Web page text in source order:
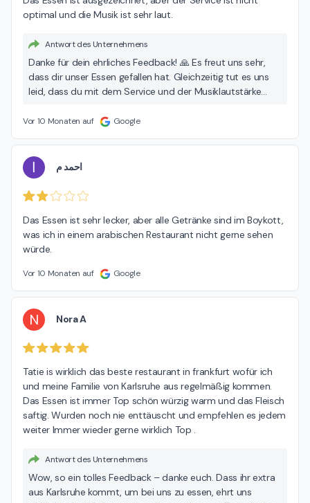
optimal und die Musik ist sehr laut.
Antwort des Unternehmens
Danke für dein ehrliches Feedback! 🙏 Es freut uns sehr,
dass dir unser Essen gefallen hat. Gleichzeitig tut es uns
leid, dass du mit dem Service und der Musiklautstärke
kümmern – versprochen. Vielleicht dürfen wir dich bald
Atmosphäre. Euer Tatie-Team
Vor 10 Monaten auf Google
ا احمد م
Das Essen ist sehr lecker, aber alle Getränke sind im Boykott,
was ich in einem arabischen Restaurant nicht gerne sehen
würde.
Vor 10 Monaten auf Google
N Nora A
Tatie is wirklich das beste restaurant in frankfurt wofür ich
und meine Familie von Karlsruhe aus regelmäßig kommen.
Das Essen ist immer Top schön würzig warm und das Fleisch
saftig. Wurden noch nie enttäuscht und empfehlen es jedem
weiter Immer wieder gerne wirklich Top .
Antwort des Unternehmens
Wow, so ein tolles Feedback – danke euch. Dass ihr extra
aus Karlsruhe kommt, um bei uns zu essen, ehrt uns